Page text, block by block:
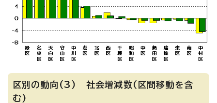
区別の動向(3) 社会増減数(区間移動を含
む)